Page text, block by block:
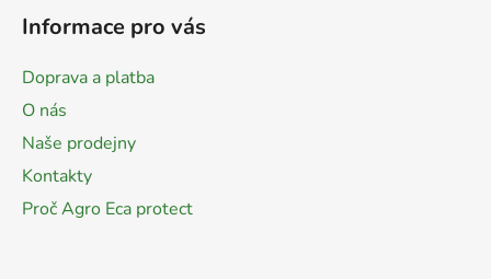
Informace pro vás
Doprava a platba
O nás
Naše prodejny
Kontakty
Proč Agro Eca protect